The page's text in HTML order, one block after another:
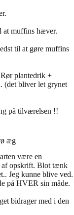
at muffins hæver.
til at gøre muffins
Rør plantedrik +
(det bliver let grynet
på tilværelsen !!
æg
være en
opskrift. Blot tænk
Jeg kunne blive ved.
på HVER sin måde.
bidrager med i den